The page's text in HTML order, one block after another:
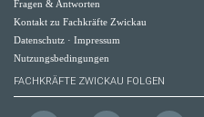
Fragen & Antworten
Kontakt zu Fachkräfte Zwickau
Datenschutz · Impressum
Nutzungsbedingungen
FACHKRÄFTE ZWICKAU FOLGEN